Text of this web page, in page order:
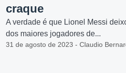
craque
A verdade é que Lionel Messi
dos maiores jogadores de...
31 de agosto de 2023 - Claudio